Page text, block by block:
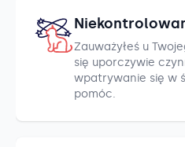
Zauważyłeś u
się uporczywie
wpatrywanie się w
pomóc.